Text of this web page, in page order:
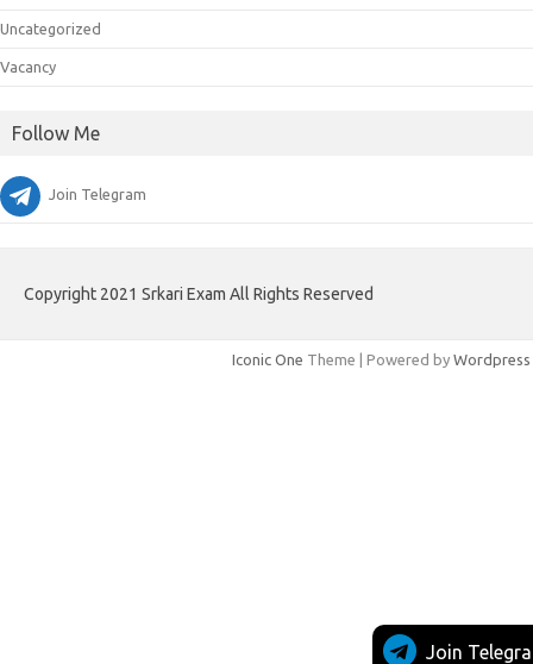
Uncategorized
Vacancy
Follow Me
Join Telegram
Join
Copyright 2021 Srkari Exam All Rights Reserved
Iconic One Theme | Powered by Wordpress